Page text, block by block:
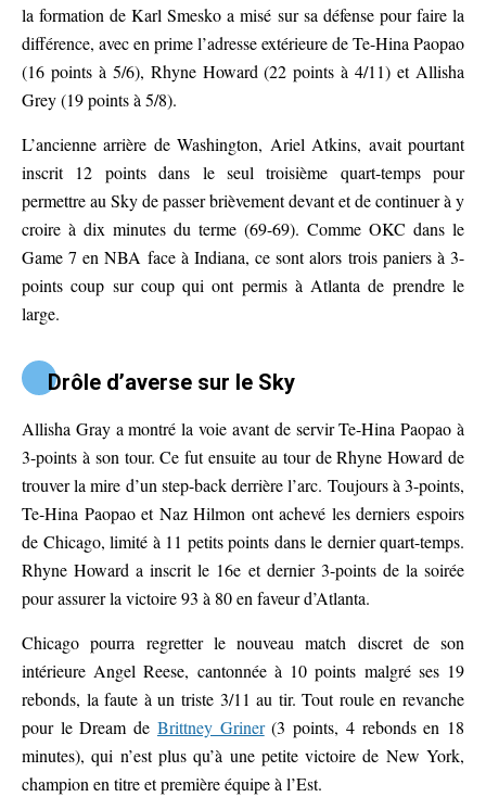
la formation de Karl Smesko a misé sur sa défense pour faire la
différence, avec en prime l’adresse extérieure de Te-Hina Paopao
(16 points à 5/6), Rhyne Howard (22 points à 4/11) et Allisha
Grey (19 points à 5/8).
L’ancienne arrière de Washington, Ariel Atkins, avait pourtant
inscrit 12 points dans le seul troisième quart-temps pour
permettre au Sky de passer brièvement devant et de continuer à y
croire à dix minutes du terme (69-69). Comme OKC dans le
Game 7 en NBA face à Indiana, ce sont alors trois paniers à 3-
points coup sur coup qui ont permis à Atlanta de prendre le
large.
Drôle d’averse sur le Sky
Allisha Gray a montré la voie avant de servir Te-Hina Paopao à
3-points à son tour. Ce fut ensuite au tour de Rhyne Howard de
trouver la mire d’un step-back derrière l’arc. Toujours à 3-points,
Te-Hina Paopao et Naz Hilmon ont achevé les derniers espoirs
de Chicago, limité à 11 petits points dans le dernier quart-temps.
Rhyne Howard a inscrit le 16e et dernier 3-points de la soirée
pour assurer la victoire 93 à 80 en faveur d’Atlanta.
Chicago pourra regretter le nouveau match discret de son
intérieure Angel Reese, cantonnée à 10 points malgré ses 19
rebonds, la faute à un triste 3/11 au tir. Tout roule en revanche
pour le Dream de Brittney Griner(3 points, 4 rebonds en 18
minutes), qui n’est plus qu’à une petite victoire de New York,
champion en titre et première équipe à l’Est.